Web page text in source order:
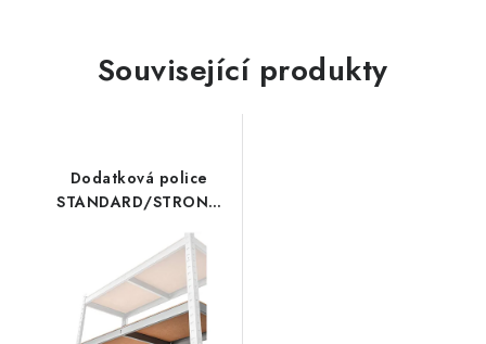
Související produkty
Dodatková police
STANDARD/STRONG